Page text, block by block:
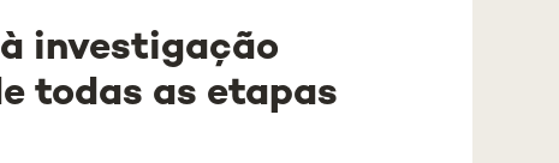
investigação
todas as etapas